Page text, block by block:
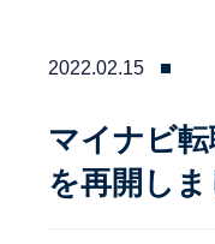
2022.02.15
マイナビ
を再開しま